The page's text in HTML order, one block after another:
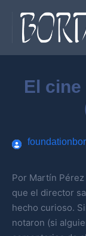
El cine
Por Martín
que el director
hecho curioso.
notaron (si